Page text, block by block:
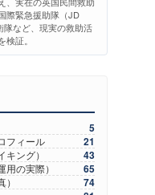
際緊急援助隊（JD
隊など、現実の救助活
検証。
5
フィール 21
ング） 43
の実際） 65
74